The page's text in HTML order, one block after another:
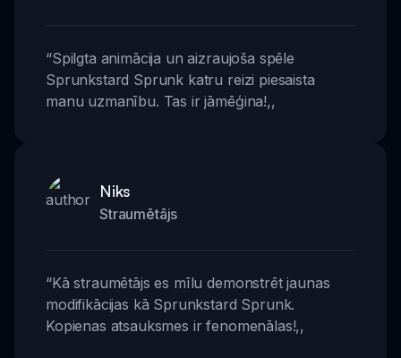
“Spilgta animācija un aizraujoša spēle
Sprunkstard Sprunk katru reizi piesaista
manu uzmanību. Tas ir jāmēģina!,,
Niks
Straumētājs
“Kā straumētājs es mīlu demonstrēt jaunas
modifikācijas kā Sprunkstard Sprunk.
Kopienas atsauksmes ir fenomenālas!,,